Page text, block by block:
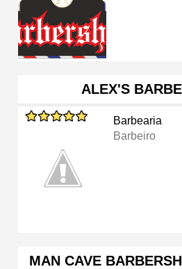
ALEX'S
Barbearia
Barbeiro
MAN CAVE